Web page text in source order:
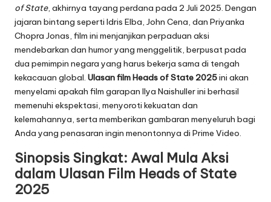
of State, akhirnya tayang perdana pada 2 Juli 2025. Dengan
jajaran bintang seperti Idris Elba, John Cena, dan Priyanka
Chopra Jonas, film ini menjanjikan perpaduan aksi
mendebarkan dan humor yang menggelitik, berpusat pada
dua pemimpin negara yang harus bekerja sama di tengah
kekacauan global. Ulasan film Heads of State 2025ini akan
menyelami apakah film garapan Ilya Naishuller ini berhasil
memenuhi ekspektasi, menyoroti kekuatan dan
kelemahannya, serta memberikan gambaran menyeluruh bagi
Anda yang penasaran ingin menontonnya di Prime Video.
Sinopsis Singkat: Awal Mula Aksi
dalam Ulasan Film Heads of State
2025